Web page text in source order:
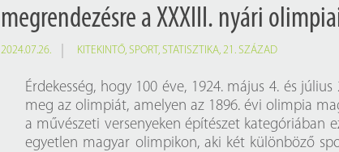
megrendezésre a XXXIII. nyári
2024.07.26. KITEKINTŐ,SPORT,STATISZTIKA,21. SZÁZAD
Érdekesség, hogy 100 éve, 1924. május 4. és
meg az olimpiát, amelyen az 1896. évi olimpia
a művészeti versenyeken építészet kategóriában
egyetlen magyar olimpikon, aki két különböző